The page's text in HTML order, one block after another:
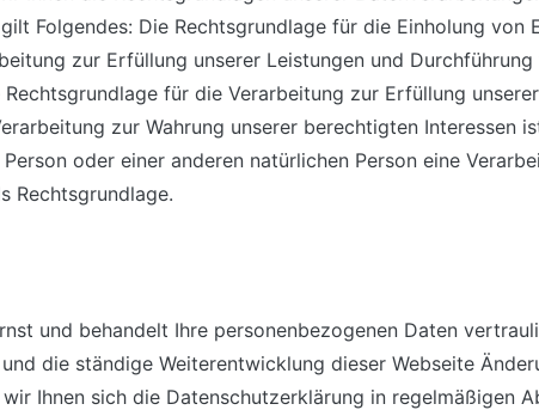
Folgendes: Die Rechtsgrundlage für die Einholung
zur Erfüllung unserer Leistungen und
für die Verarbeitung zur Erfüllung
zur Wahrung unserer berechtigten Interessen
oder einer anderen natürlichen Person eine
Rechtsgrundlage.
und behandelt Ihre personenbezogenen Daten
die ständige Weiterentwicklung dieser Webseite
Ihnen sich die Datenschutzerklärung in regelmäßigen